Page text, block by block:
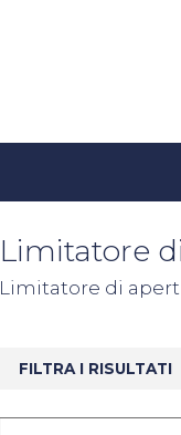
Limitatore
Limitatore di
FILTRA I RISULTATI